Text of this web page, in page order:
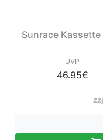
Sunrace
UVP
46.95€